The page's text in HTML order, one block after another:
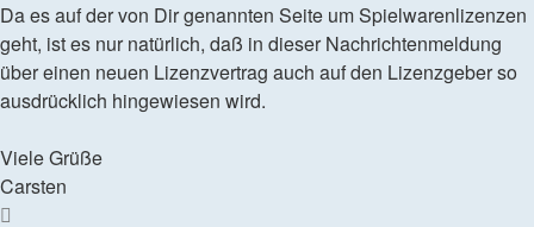
Da es auf der von Dir genannten Seite um Spielwarenlizenzen
geht, ist es nur natürlich, daß in dieser Nachrichtenmeldung
über einen neuen Lizenzvertrag auch auf den Lizenzgeber so
ausdrücklich hingewiesen wird.
Viele Grüße
Carsten